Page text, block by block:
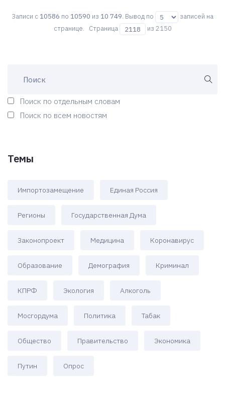
Записи с 10586 по 10590 из 10 749. Вывод по
записей на
странице. Страница
из 2150
Поиск по отдельным словам
Поиск по всем новостям
Темы
Импортозамещение Единая Россия
Регионы Государственная Дума
Законопроект Медицина Коронавирус
Образование Демография Криминал
КПРФ Экология Алкоголь
Мосгордума Политика Табак
Общество Правительство Экономика
Путин Опрос